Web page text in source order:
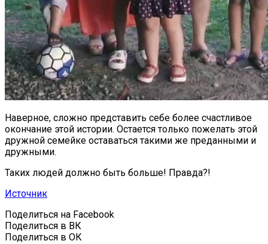
Наверное, сложно представить себе более счастливое
окончание этой истории. Остается только пожелать этой
дружной семейке оставаться такими же преданными и
дружными.
Таких людей должно быть больше! Правда?!
Источник
Поделиться на Facebook
Поделиться в ВК
Поделиться в ОК